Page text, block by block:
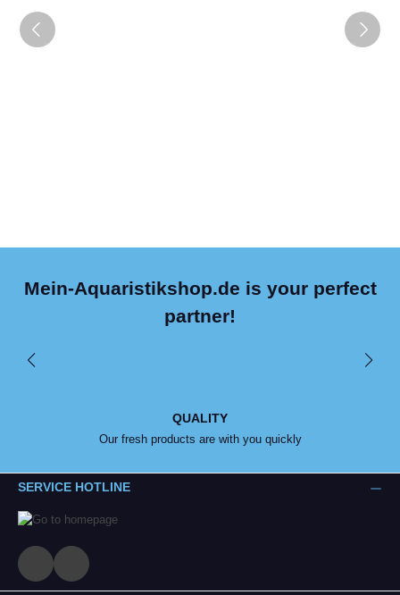
Mein-Aquaristikshop.de is your perfect
partner!
QUALITY
Our fresh products are with you quickly
SERVICE HOTLINE